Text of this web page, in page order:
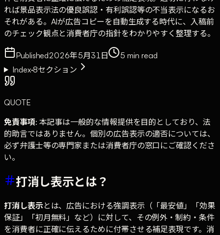
れば景品表示法の優良誤認・有利誤認等の不当表示になるお
それがある。AIが広告コピーを自動生成する時代に、入稿前
のチェック観点と消費者庁の指針をわかりやすく整理する。
Published2026年5月31日 5 min read
Index·8セクション
QUOTE
免責事項: 本記事は一般的な情報提供を目的としており、法
的助言ではありません。個別の広告表示の適否については、
必ず弁護士等の専門家または消費者庁の窓口にご確認くださ
い。
打消し表示とは？
打消し表示とは、広告における強調表示（「最安値」「効果
保証」「初月無料」など）に対して、その例外・制約・条件
を消費者に正確に伝えるために付帯させる補足表現です。消